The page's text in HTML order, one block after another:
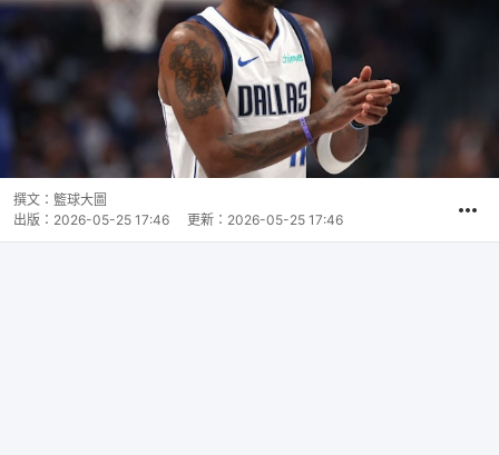
撰文： 籃球大圖
出版： 2026-05-25 17:46 更新： 2026-05-25 17:46